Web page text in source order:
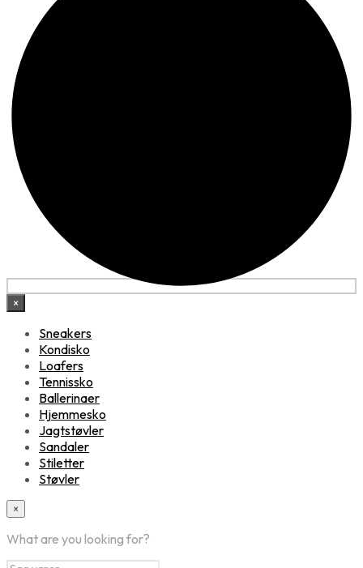
×
Sneakers
Kondisko
Loafers
Tennissko
Ballerinaer
Hjemmesko
Jagtstøvler
Sandaler
Stiletter
Støvler
×
What are you looking for?